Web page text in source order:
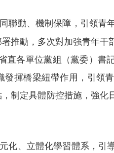
聯動、機制保障，引領青
推動，多次對加強青年
直各單位黨組（黨委）書
揮橋梁紐帶作用，引領
制定具體防控措施，強
化、立體化學習體系，引